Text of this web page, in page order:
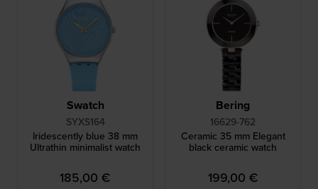
Swatch
SYXS164
Iridescently blue 38 mm
Ultrathin minimalist watch
185,00 €
Bering
16629-762
Ceramic 35 mm Elegant
black ceramic watch
199,00 €